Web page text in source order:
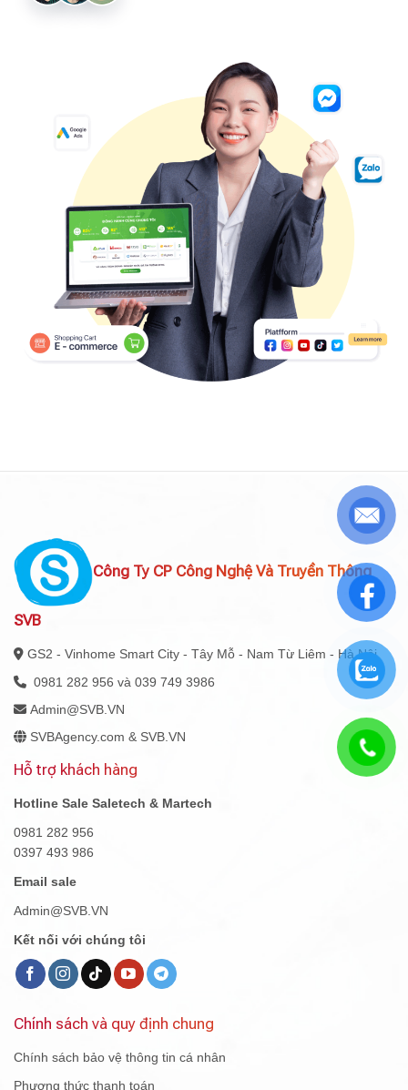
Công Ty CP Công Nghệ Và Truyền Thông
SVB
GS2 - Vinhome Smart City - Tây Mỗ - Nam Từ Liêm - Hà Nội
0981 282 956 và 039 749 3986
Admin@SVB.VN
SVBAgency.com & SVB.VN
Hỗ trợ khách hàng
Hotline Sale Saletech & Martech
0981 282 956
0397 493 986
Email sale
Admin@SVB.VN
Kết nối với chúng tôi
Chính sách và quy định chung
Chính sách bảo vệ thông tin cá nhân
Phương thức thanh toán